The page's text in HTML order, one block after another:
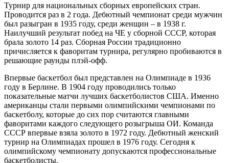
Турнир для национальных сборных европейских стран.
Проводится раз в 2 года. Дебютный чемпионат среди мужчин
был разыгран в 1935 году, среди женщин – в 1938 г.
Наилучший результат побед на ЧЕ у сборной СССР, которая
брала золото 14 раз. Сборная России традиционно
причисляется к фаворитам турнира, регулярно пробиваются в
решающие раунды плэй-офф.
Впервые баскетбол был представлен на Олимпиаде в 1936
году в Берлине. В 1904 году проводились только
показательные матчи лучших баскетболистов США. Именно
американцы стали первыми олимпийскими чемпионами по
баскетболу, которые до сих пор считаются главными
фаворитами каждого следующего розыгрыша ОИ. Команда
СССР впервые взяла золото в 1972 году. Дебютный женский
турнир на Олимпиадах прошел в 1976 году. Сегодня к
олимпийскому чемпионату допускаются профессиональные
баскетболисты.